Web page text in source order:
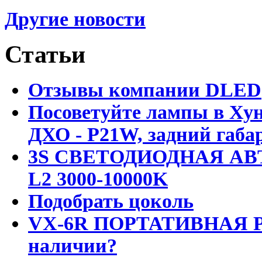
Другие новости
Статьи
Отзывы компании DLED
Посоветуйте лампы в
ДХО - P21W, задний
3S СВЕТОДИОДНАЯ
L2 3000-10000K
Подобрать цоколь
VX-6R ПОРТАТИВНАЯ
наличии?